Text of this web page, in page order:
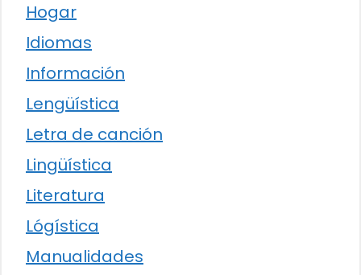
Hogar
Idiomas
Información
Lengüística
Letra de canción
Lingüística
Literatura
Lógística
Manualidades